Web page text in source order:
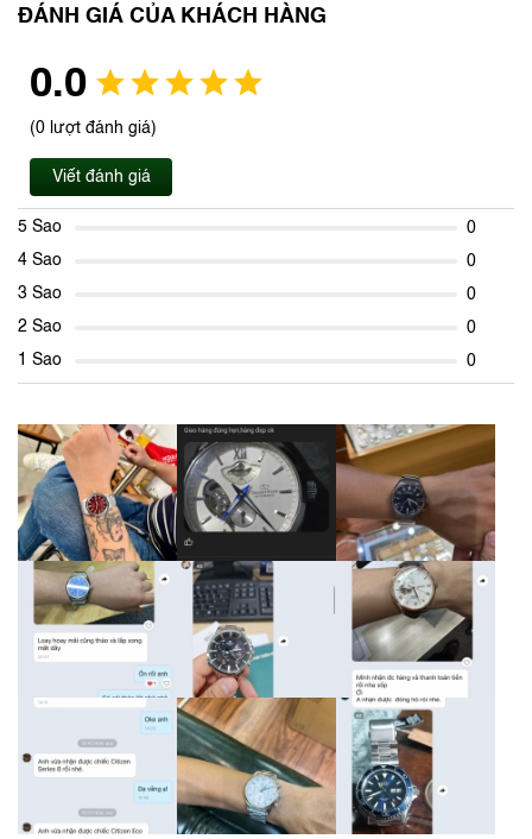
ĐÁNH GIÁ CỦA KHÁCH HÀNG
0.0
(0 lượt đánh giá)
Viết đánh giá
5 Sao
0
4 Sao
0
3 Sao
0
2 Sao
0
1 Sao
0